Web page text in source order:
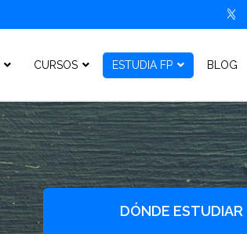
CURSOS ESTUDIA FP BLOG
DÓNDE ESTUDIAR